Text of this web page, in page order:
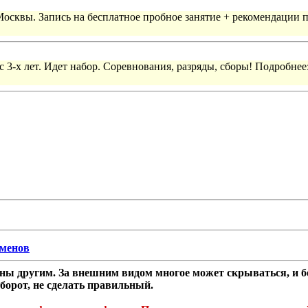
Запись на бесплатное пробное занятие + рекомендации
3-х лет. Идет набор. Соревнования, разряды, сборы!
другим. За внешним видом многое может скрываться, и
не сделать правильный.